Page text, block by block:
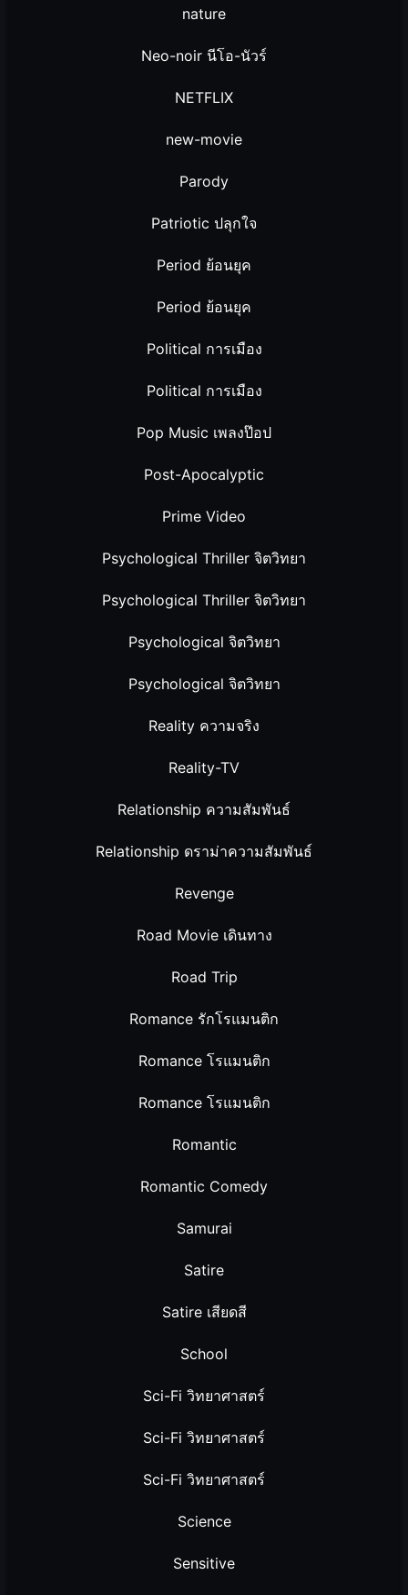
nature
Neo-noir นีโอ-นัวร์
NETFLIX
new-movie
Parody
Patriotic ปลุกใจ
Period ย้อนยุค
Period ย้อนยุค
Political การเมือง
Political การเมือง
Pop Music เพลงป๊อป
Post-Apocalyptic
Prime Video
Psychological Thriller จิตวิทยา
Psychological Thriller จิตวิทยา
Psychological จิตวิทยา
Psychological จิตวิทยา
Reality ความจริง
Reality-TV
Relationship ความสัมพันธ์
Relationship ดราม่าความสัมพันธ์
Revenge
Road Movie เดินทาง
Road Trip
Romance รักโรแมนติก
Romance โรแมนติก
Romance โรแมนติก
Romantic
Romantic Comedy
Samurai
Satire
Satire เสียดสี
School
Sci-Fi วิทยาศาสตร์
Sci-Fi วิทยาศาสตร์
Sci-Fi วิทยาศาสตร์
Science
Sensitive